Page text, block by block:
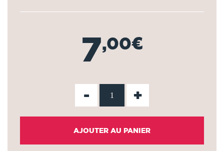
7,00€
- +
AJOUTER AU PANIER